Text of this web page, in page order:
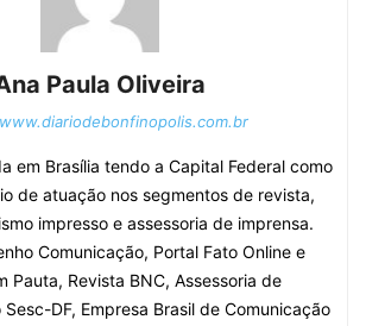
Paula Oliveira
em Brasília tendo a Capital Federal como
de atuação nos segmentos de revista,
impresso e assessoria de imprensa.
Comunicação, Portal Fato Online e
Pauta, Revista BNC, Assessoria de
DF, Empresa Brasil de Comunicação